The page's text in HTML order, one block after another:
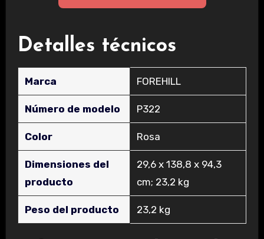
Detalles técnicos
Marca ‎FOREHILL
Número de modelo ‎P322
Color ‎Rosa
Dimensiones del
producto
‎29,6 x 138,8 x 94,3
cm; 23,2 kg
Peso del producto ‎23,2 kg